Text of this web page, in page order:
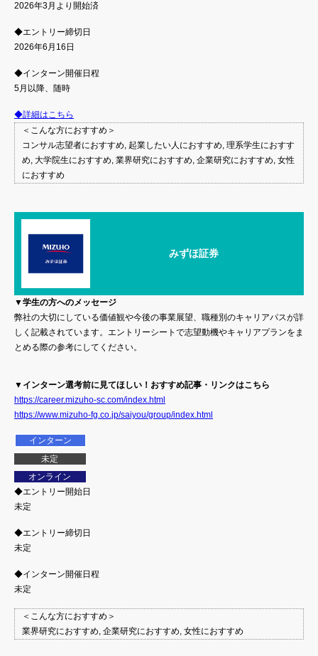
2026年3月より開始済
◆エントリー締切日
2026年6月16日
◆インターン開催日程
5月以降、随時
◆詳細はこちら
＜こんな方におすすめ＞
コンサル志望者におすすめ, 起業したい人におすすめ, 理系学生におすす
め, 大学院生におすすめ, 業界研究におすすめ, 企業研究におすすめ, 女性
におすすめ
みずほ証券
▼学生の方へのメッセージ
弊社の大切にしている価値観や今後の事業展望、職種別のキャリアパスが詳
しく記載されています。エントリーシートで志望動機やキャリアプランをま
とめる際の参考にしてください。
▼インターン選考前に見てほしい！おすすめ記事・リンクはこちら
https://career.mizuho-sc.com/index.html
https://www.mizuho-fg.co.jp/saiyou/group/index.html
インターン
未定
オンライン
◆エントリー開始日
未定
◆エントリー締切日
未定
◆インターン開催日程
未定
＜こんな方におすすめ＞
業界研究におすすめ, 企業研究におすすめ, 女性におすすめ